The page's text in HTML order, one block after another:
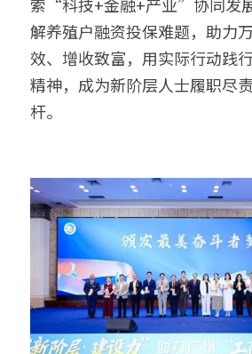
解养殖户融资投保难题，助力
效、增收致富，用实际行动践
精神，成为新阶层人士履职尽
杆。